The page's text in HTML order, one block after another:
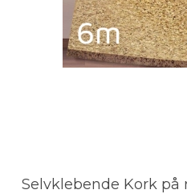
Selvklebende Kork på